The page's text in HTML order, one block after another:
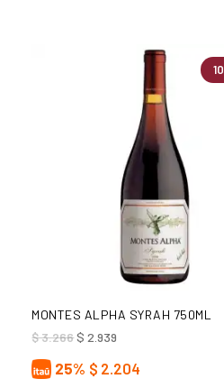
AÑADIR AL CARRITO
MONTES ALPHA SYRAH 750ML
$3.266El
original
era:
$ 2.939
actual
es:
25% $ 2.204